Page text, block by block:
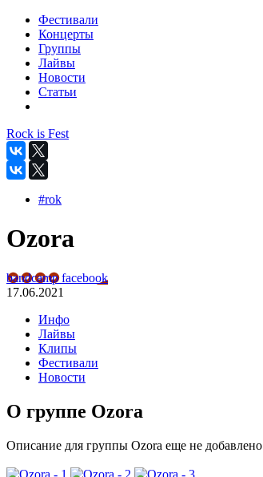
Фестивали
Концерты
Группы
Лайвы
Новости
Статьи
Rock is Fest
#rok
Ozora
bandcampfacebook
17.06.2021
Инфо
Лайвы
Клипы
Фестивали
Новости
О группе Ozora
Описание для группы Ozora еще не добавлено